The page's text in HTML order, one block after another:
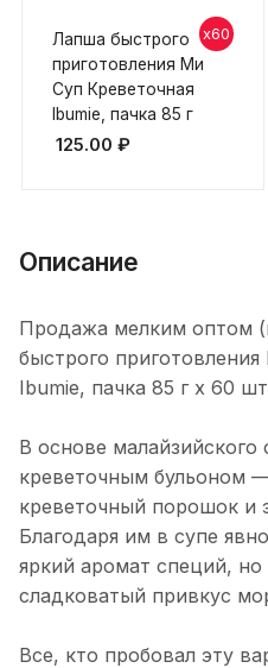
x60
Лапша быстрого
приготовления Ми
Суп Креветочная
Ibumie, пачка 85 г
125.00 ₽
Описание
Продажа мелким оптом
быстрого
Ibumie, пачка 85 г х 60
В основе
креветочным бульоном
креветочный порошок и
Благодаря им в супе
яркий аромат специй, но
сладковатый привкус
Все, кто пробовал эту